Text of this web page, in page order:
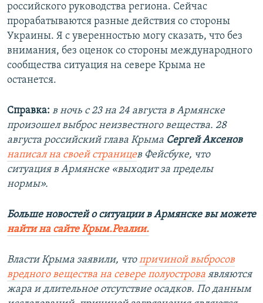
российского руководства региона. Сейчас
прорабатываются разные действия со стороны
Украины. Я с уверенностью могу сказать, что без
внимания, без оценок со стороны международного
сообщества ситуация на севере Крыма не
останется.
Справка: в ночь с 23 на 24 августа в Армянске
произошел выброс неизвестного вещества. 28
августа российский глава Крыма Сергей Аксенов
написал на своей страницев Фейсбуке, что
ситуация в Армянске «выходит за пределы
нормы».
Больше новостей о ситуации в Армянске вы можете
найти на сайте Крым.Реалии.
Власти Крыма заявили, чтопричиной выбросов
вредного вещества на севере полуострова являются
жара и длительное отсутствие осадков. По данным